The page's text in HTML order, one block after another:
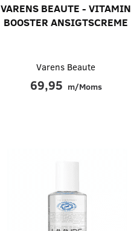
VARENS BEAUTE - VITAMIN
BOOSTER ANSIGTSCREME
Varens Beaute
69,95 m/Moms